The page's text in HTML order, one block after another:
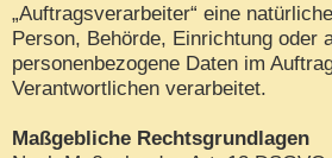
„Auftragsverarbeiter“ eine
Person, Behörde, Einrichtung oder
personenbezogene Daten im
Verantwortlichen verarbeitet.
Maßgebliche Rechtsgrundlagen